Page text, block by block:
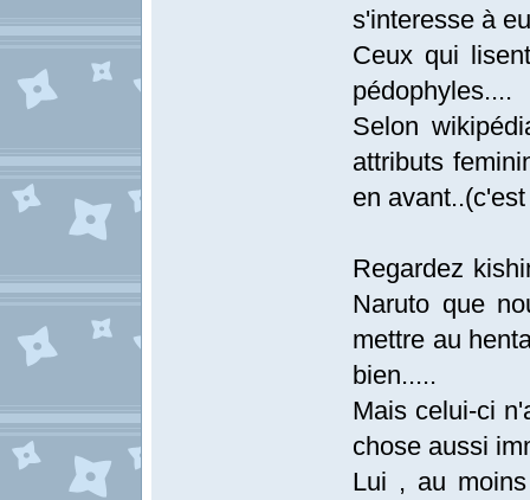
s'interesse à
Ceux qui
pédophyles....
Selon
attributs
en
Regardez
Naruto que
mettre au
bien.....
Mais celui-ci
chose aussi
Lui , au